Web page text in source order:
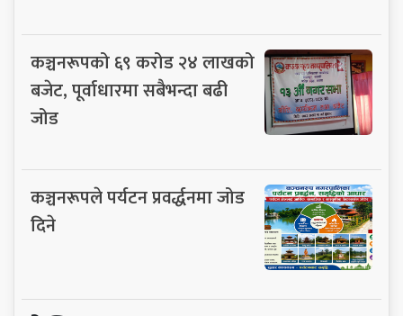
कञ्चनरूपको ६९ करोड २४ लाखको
बजेट, पूर्वाधारमा सबैभन्दा बढी
जोड
कञ्चनरूपले पर्यटन प्रवर्द्धनमा जोड
दिने